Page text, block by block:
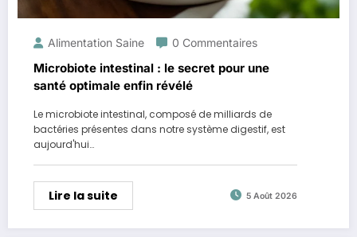
Alimentation Saine 0 Commentaires
Microbiote intestinal : le secret pour une
santé optimale enfin révélé
Le microbiote intestinal, composé de milliards de
bactéries présentes dans notre système digestif, est
aujourd'hui…
Lire la suite 5 Août 2026